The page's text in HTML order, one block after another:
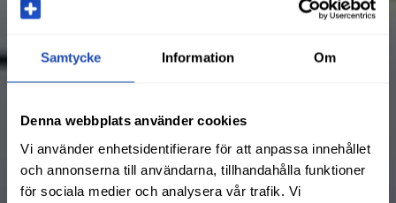
Samtycke Information Om
Denna webbplats använder cookies
Vi använder enhetsidentifierare för att anpassa innehållet
och annonserna till användarna, tillhandahålla funktioner
för sociala medier och analysera vår trafik. Vi